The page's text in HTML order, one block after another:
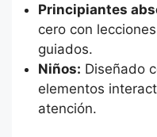
Principiantes
cero con
guiados.
Niños: Diseñado
elementos
atención.